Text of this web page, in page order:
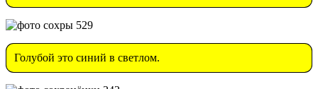
Голубой это синий в светлом.